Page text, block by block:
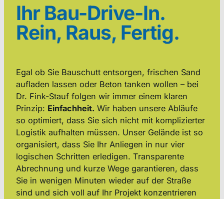
Ihr Bau-Drive-In.
Rein, Raus, Fertig.
Egal ob Sie Bauschutt entsorgen, frischen Sand
aufladen lassen oder Beton tanken wollen – bei
Dr. Fink-Stauf folgen wir immer einem klaren
Prinzip: Einfachheit. Wir haben unsere Abläufe
so optimiert, dass Sie sich nicht mit komplizierter
Logistik aufhalten müssen. Unser Gelände ist so
organisiert, dass Sie Ihr Anliegen in nur vier
logischen Schritten erledigen. Transparente
Abrechnung und kurze Wege garantieren, dass
Sie in wenigen Minuten wieder auf der Straße
sind und sich voll auf Ihr Projekt konzentrieren